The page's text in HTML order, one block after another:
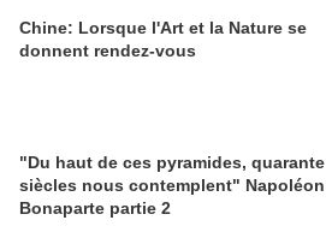
Chine: Lorsque l'Art et la Nature se
donnent rendez-vous
"Du haut de ces pyramides, quarante
siècles nous contemplent" Napoléon
Bonaparte partie 2